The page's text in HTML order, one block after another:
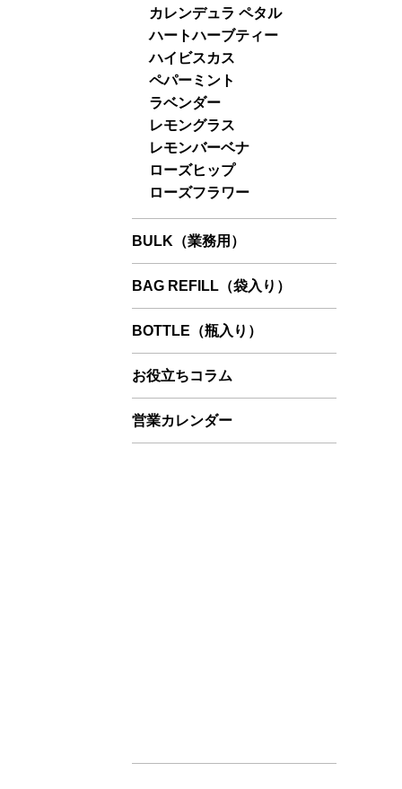
カレンデュラ ペタル
ハートハーブティー
ハイビスカス
ペパーミント
ラベンダー
レモングラス
レモンバーベナ
ローズヒップ
ローズフラワー
BULK（業務用）
BAG REFILL（袋入り）
BOTTLE（瓶入り）
お役立ちコラム
営業カレンダー